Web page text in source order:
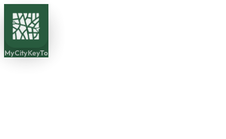
MyCityKeyTo